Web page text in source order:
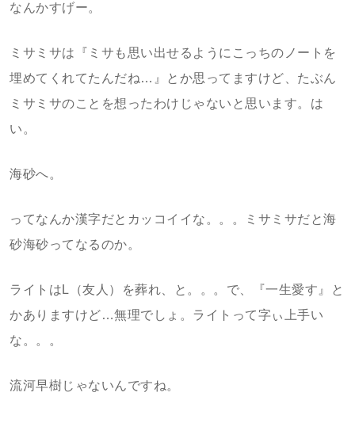
なんかすげー。
ミサミサは『ミサも思い出せるようにこっちのノートを
埋めてくれてたんだね…』とか思ってますけど、たぶん
ミサミサのことを想ったわけじゃないと思います。は
い。
海砂へ。
ってなんか漢字だとカッコイイな。。。ミサミサだと海
砂海砂ってなるのか。
ライトはL（友人）を葬れ、と。。。で、『一生愛す』と
かありますけど…無理でしょ。ライトって字ぃ上手い
な。。。
流河早樹じゃないんですね。